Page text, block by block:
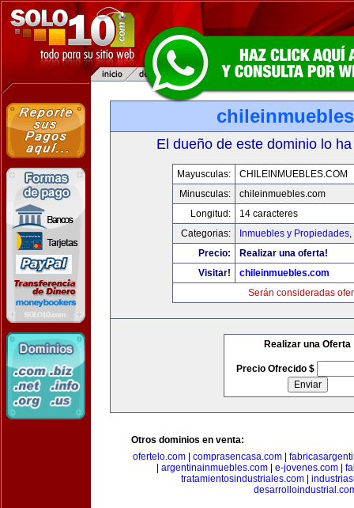
El dueño de este dominio lo
Mayusculas:
CHILEINMUEBLES.COM
Minusculas:
chileinmuebles.com
Longitud:
14 caracteres
Categorias:
Inmuebles y Propiedades,
Precio:
Realizar una oferta!
Visitar!
chileinmuebles.com
Serán consideradas
Realizar una Oferta
Precio Ofrecido $
Otros dominios en venta:
ofertelo.com| comprasencasa.com|
argentinainmuebles.com| e-jovenes.com|
tratamientosindustriales.com